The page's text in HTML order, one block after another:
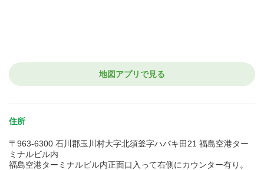
地図アプリで見る
住所
〒963-6300 石川郡玉川村大字北須釜字ハバキ田21 福島空港ター
ミナルビル内
福島空港ターミナルビル内正面口入って右側にカウンター有り。